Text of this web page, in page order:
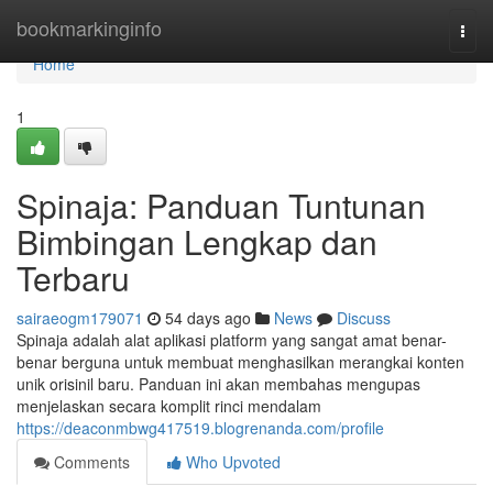
bookmarkinginfo
Home
Home
1
Spinaja: Panduan Tuntunan
Bimbingan Lengkap dan
Terbaru
sairaeogm179071 54 days ago News
Discuss
Spinaja adalah alat aplikasi platform yang sangat amat benar-
benar berguna untuk membuat menghasilkan merangkai konten
unik orisinil baru. Panduan ini akan membahas mengupas
menjelaskan secara komplit rinci mendalam
https://deaconmbwg417519.blogrenanda.com/profile
Comments
Who Upvoted